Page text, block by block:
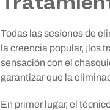
Todas las sesiones de
la creencia popular, ¡los
sensación con el
garantizar que la
En primer lugar, el